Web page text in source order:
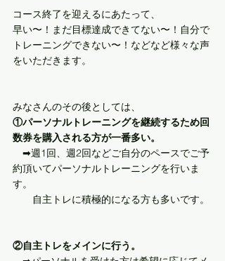
コース終了を迎えるにあたって、
早い〜！まだ目標達成できてない〜！自分で
トレーニングできない〜！などなど様々な声
をいただきます。
みなさんのその後としては、
①パーソナルトレーニングを継続するため回
数券を購入される方が一番多い。
➡︎週1回、週2回などご自分のペースでご予
約頂いてパーソナルトレーニングを行いま
す。
自主トレに積極的になる方も多いです。
②自主トレをメインに行う。